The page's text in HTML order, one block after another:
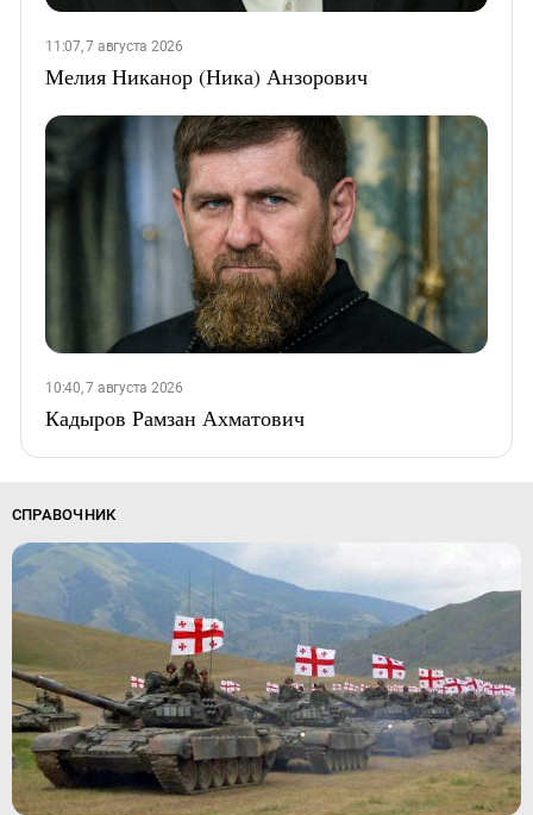
11:07, 7 августа 2026
Мелия Никанор (Ника) Анзорович
10:40, 7 августа 2026
Кадыров Рамзан Ахматович
СПРАВОЧНИК